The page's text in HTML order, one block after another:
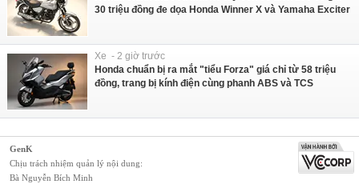
30 triệu đồng đe dọa Honda Winner X và Yamaha Exciter
Xe - 2 giờ trước
Honda chuẩn bị ra mắt "tiểu Forza" giá chỉ từ 58 triệu
đồng, trang bị kính điện cùng phanh ABS và TCS
GenK
Chịu trách nhiệm quản lý nội dung:
Bà Nguyễn Bích Minh